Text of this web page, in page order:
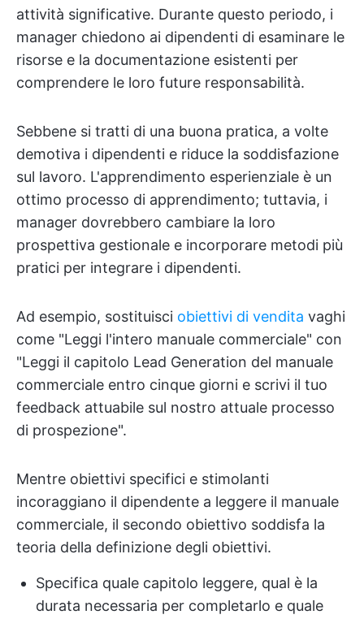
attività significative. Durante questo periodo, i
manager chiedono ai dipendenti di esaminare le
risorse e la documentazione esistenti per
comprendere le loro future responsabilità.
Sebbene si tratti di una buona pratica, a volte
demotiva i dipendenti e riduce la soddisfazione
sul lavoro. L'apprendimento esperienziale è un
ottimo processo di apprendimento; tuttavia, i
manager dovrebbero cambiare la loro
prospettiva gestionale e incorporare metodi più
pratici per integrare i dipendenti.
Ad esempio, sostituisci obiettivi di vendita vaghi
come "Leggi l'intero manuale commerciale" con
"Leggi il capitolo Lead Generation del manuale
commerciale entro cinque giorni e scrivi il tuo
feedback attuabile sul nostro attuale processo
di prospezione".
Mentre obiettivi specifici e stimolanti
incoraggiano il dipendente a leggere il manuale
commerciale, il secondo obiettivo soddisfa la
teoria della definizione degli obiettivi.
Specifica quale capitolo leggere, qual è la
durata necessaria per completarlo e quale